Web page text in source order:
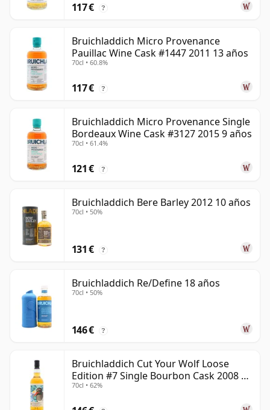
117 € ?
Bruichladdich Micro Provenance
Pauillac Wine Cask #1447 2011 13 años
70cl • 60.8%
117 € ?
Bruichladdich Micro Provenance Single
Bordeaux Wine Cask #3127 2015 9 años
70cl • 61.4%
121 € ?
Bruichladdich Bere Barley 2012 10 años
70cl • 50%
131 € ?
Bruichladdich Re/Define 18 años
70cl • 50%
146 € ?
Bruichladdich Cut Your Wolf Loose
Edition #7 Single Bourbon Cask 2008 14
años
70cl • 62%